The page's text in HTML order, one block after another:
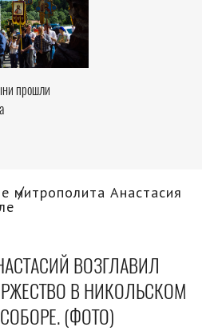
прошли
митрополита Анастасия
ВОЗГЛАВИЛ
В НИКОЛЬСКОМ
(ФОТО)